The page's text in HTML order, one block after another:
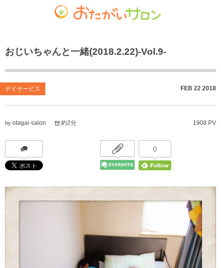
おじいちゃんと一緒(2018.2.22)-Vol.9-
デイサービス FEB 22 2018
by otagai-salon 1908 PV
約2分
0
お知らせ
共生型デイサービス おたがいサロン
おたがいサロンの喫茶店（オレンジカフェ）
ごちゃまぜ食堂
就労継続支援 B型事業